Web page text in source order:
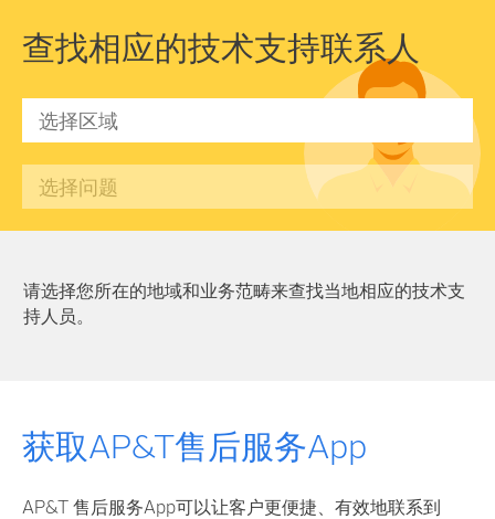
查找相应的技术支持联系人
请选择您所在的地域和业务范畴来查找当地相应的技术支
持人员。
获取AP&T售后服务App
AP&T 售后服务App可以让客户更便捷、有效地联系到